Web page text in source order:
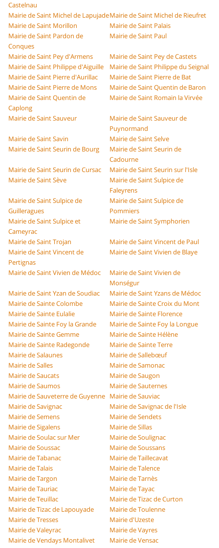
Castelnau
Mairie de Saint Michel de LapujadeMairie de Saint Michel de Rieufret
Mairie de Saint Morillon
Mairie de Saint Palais
Mairie de Saint Pardon de
Conques
Mairie de Saint Paul
Mairie de Saint Pey d'Armens
Mairie de Saint Pey de Castets
Mairie de Saint Philippe d'Aiguille
Mairie de Saint Philippe du Seignal
Mairie de Saint Pierre d'Aurillac
Mairie de Saint Pierre de Bat
Mairie de Saint Pierre de Mons
Mairie de Saint Quentin de Baron
Mairie de Saint Quentin de
Caplong
Mairie de Saint Romain la Virvée
Mairie de Saint Sauveur
Mairie de Saint Sauveur de
Puynormand
Mairie de Saint Savin
Mairie de Saint Selve
Mairie de Saint Seurin de Bourg
Mairie de Saint Seurin de
Cadourne
Mairie de Saint Seurin de Cursac
Mairie de Saint Seurin sur l'Isle
Mairie de Saint Sève
Mairie de Saint Sulpice de
Faleyrens
Mairie de Saint Sulpice de
Guilleragues
Mairie de Saint Sulpice de
Pommiers
Mairie de Saint Sulpice et
Cameyrac
Mairie de Saint Symphorien
Mairie de Saint Trojan
Mairie de Saint Vincent de Paul
Mairie de Saint Vincent de
Pertignas
Mairie de Saint Vivien de Blaye
Mairie de Saint Vivien de Médoc
Mairie de Saint Vivien de
Monségur
Mairie de Saint Yzan de Soudiac
Mairie de Saint Yzans de Médoc
Mairie de Sainte Colombe
Mairie de Sainte Croix du Mont
Mairie de Sainte Eulalie
Mairie de Sainte Florence
Mairie de Sainte Foy la Grande
Mairie de Sainte Foy la Longue
Mairie de Sainte Gemme
Mairie de Sainte Hélène
Mairie de Sainte Radegonde
Mairie de Sainte Terre
Mairie de Salaunes
Mairie de Sallebœuf
Mairie de Salles
Mairie de Samonac
Mairie de Saucats
Mairie de Saugon
Mairie de Saumos
Mairie de Sauternes
Mairie de Sauveterre de Guyenne Mairie de Sauviac
Mairie de Savignac
Mairie de Savignac de l'Isle
Mairie de Semens
Mairie de Sendets
Mairie de Sigalens
Mairie de Sillas
Mairie de Soulac sur Mer
Mairie de Soulignac
Mairie de Soussac
Mairie de Soussans
Mairie de Tabanac
Mairie de Taillecavat
Mairie de Talais
Mairie de Talence
Mairie de Targon
Mairie de Tarnès
Mairie de Tauriac
Mairie de Tayac
Mairie de Teuillac
Mairie de Tizac de Curton
Mairie de Tizac de Lapouyade
Mairie de Toulenne
Mairie de Tresses
Mairie d'Uzeste
Mairie de Valeyrac
Mairie de Vayres
Mairie de Vendays Montalivet
Mairie de Vensac